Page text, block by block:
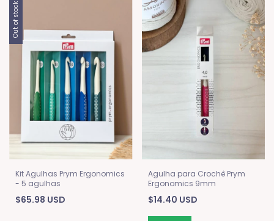
Out of stock
Kit Agulhas Prym Ergonomics
- 5 agulhas
$65.98 USD
Agulha para Crochê Prym
Ergonomics 9mm
$14.40 USD